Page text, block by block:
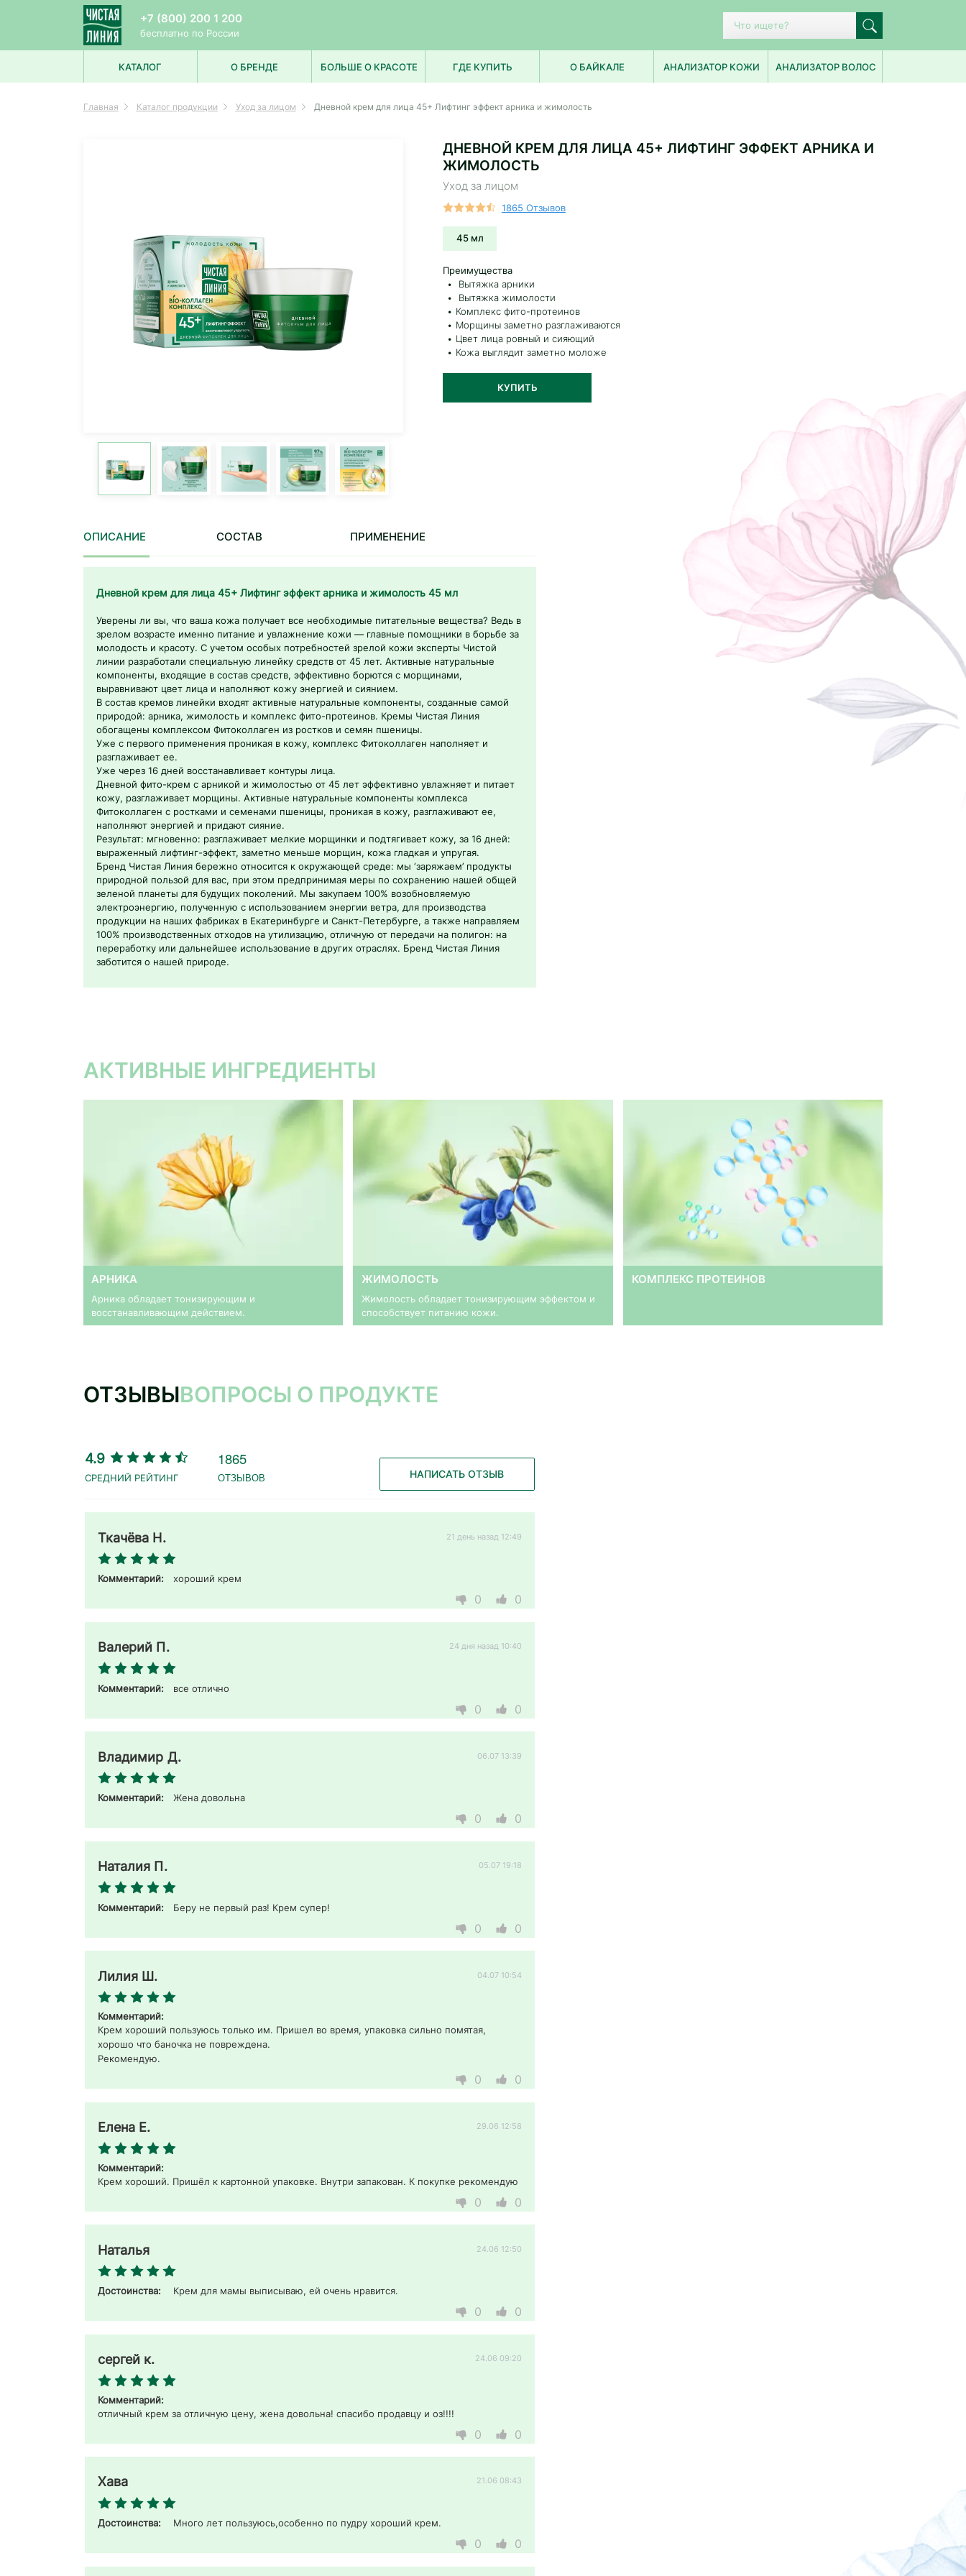
+7 (800) 200 1 200
бесплатно по России
ПОПУЛЯРНЫЕ ЗАПРОСЫ
КАТАЛОГ
УХОД ЗА ЛИЦОМ
УХОД ЗА ВОЛОСАМИ
О БРЕНДЕ БОЛЬШЕ О КРАСОТЕ ГДЕ КУПИТЬ О БАЙКАЛЕ АНАЛИЗАТОР КОЖИ АНАЛИЗАТОР ВОЛОС
Главная Каталог продукции Уход за лицом Дневной крем для лица 45+ Лифтинг эффект арника и жимолость
ДНЕВНОЙ КРЕМ ДЛЯ ЛИЦА 45+ ЛИФТИНГ ЭФФЕКТ АРНИКА И
ЖИМОЛОСТЬ
Уход за лицом
1865 Отзывов
45 мл
Преимущества
Вытяжка арники
Вытяжка жимолости
Комплекс фито-протеинов
Морщины заметно разглаживаются
Цвет лица ровный и сияющий
Кожа выглядит заметно моложе
КУПИТЬ
ОПИСАНИЕ СОСТАВ ПРИМЕНЕНИЕ
Дневной крем для лица 45+ Лифтинг эффект арника и жимолость 45 мл
Уверены ли вы, что ваша кожа получает все необходимые питательные вещества? Ведь в
зрелом возрасте именно питание и увлажнение кожи — главные помощники в борьбе за
молодость и красоту. С учетом особых потребностей зрелой кожи эксперты Чистой
линии разработали специальную линейку средств от 45 лет. Активные натуральные
компоненты, входящие в состав средств, эффективно борются с морщинами,
выравнивают цвет лица и наполняют кожу энергией и сиянием.
В состав кремов линейки входят активные натуральные компоненты, созданные самой
природой: арника, жимолость и комплекс фито-протеинов. Кремы Чистая Линия
обогащены комплексом Фитоколлаген из ростков и семян пшеницы.
Уже с первого применения проникая в кожу, комплекс Фитоколлаген наполняет и
разглаживает ее.
Уже через 16 дней восстанавливает контуры лица.
Дневной фито-крем c арникой и жимолостью от 45 лет эффективно увлажняет и питает
кожу, разглаживает морщины. Активные натуральные компоненты комплекса
Фитоколлаген с ростками и семенами пшеницы, проникая в кожу, разглаживают ее,
наполняют энергией и придают сияние.
Результат: мгновенно: разглаживает мелкие морщинки и подтягивает кожу, за 16 дней:
выраженный лифтинг-эффект, заметно меньше морщин, кожа гладкая и упругая.
Бренд Чистая Линия бережно относится к окружающей среде: мы ‘заряжаем’ продукты
природной пользой для вас, при этом предпринимая меры по сохранению нашей общей
зеленой планеты для будущих поколений. Мы закупаем 100% возобновляемую
электроэнергию, полученную с использованием энергии ветра, для производства
продукции на наших фабриках в Екатеринбурге и Санкт-Петербурге, а также направляем
100% производственных отходов на утилизацию, отличную от передачи на полигон: на
переработку или дальнейшее использование в других отраслях. Бренд Чистая Линия
заботится о нашей природе.
АКТИВНЫЕ ИНГРЕДИЕНТЫ
АРНИКА
Арника обладает тонизирующим и
восстанавливающим действием.
ЖИМОЛОСТЬ
Жимолость обладает тонизирующим эффектом и
способствует питанию кожи.
КОМПЛЕКС ПРОТЕИНОВ
ОТЗЫВЫВОПРОСЫ О ПРОДУКТЕ
4.9 1865
ОТЗЫВОВ НАПИСАТЬ ОТЗЫВ
Ткачёва Н. 21 день назад 12:49
Комментарий: хороший крем
0 0
Валерий П. 24 дня назад 10:40
Комментарий: все отлично
0 0
Владимир Д. 06.07 13:39
Комментарий: Жена довольна
0 0
Наталия П. 05.07 19:18
Комментарий: Беру не первый раз! Крем супер!
0 0
Лилия Ш. 04.07 10:54
Комментарий:
Крем хороший пользуюсь только им. Пришел во время, упаковка сильно помятая,
хорошо что баночка не повреждена.
Рекомендую.
0 0
Елена Е. 29.06 12:58
Комментарий:
Крем хороший. Пришёл к картонной упаковке. Внутри запакован. К покупке рекомендую
0 0
Наталья 24.06 12:50
Достоинства: Крем для мамы выписываю, ей очень нравится.
0 0
сергей к. 24.06 09:20
Комментарий:
отличный крем за отличную цену, жена довольна! спасибо продавцу и оз!!!!
0 0
Хава 21.06 08:43
Достоинства: Много лет пользуюсь,особенно по пудру хороший крем.
0 0